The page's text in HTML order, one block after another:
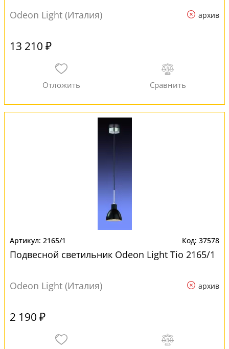
Odeon Light (Италия) архив
13 210 ₽
2165/1 37578
Подвесной светильник Odeon Light Tio 2165/1
Odeon Light (Италия) архив
2 190 ₽